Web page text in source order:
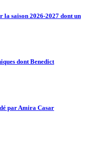
la saison 2026-2027 dont un
dont Benedict
par Amira Casar